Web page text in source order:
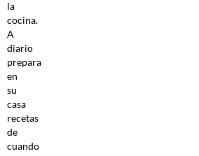
la
cocina.
A
diario
prepara
en
su
casa
recetas
de
cuando